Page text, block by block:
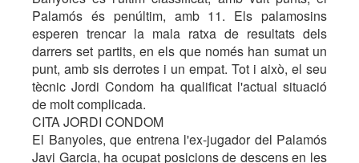
Palamós és penúltim, amb 11. Els palamosins
esperen trencar la mala ratxa de resultats dels
darrers set partits, en els que només han sumat un
punt, amb sis derrotes i un empat. Tot i això, el seu
tècnic Jordi Condom ha qualificat l'actual situació
de molt complicada.
CITA JORDI CONDOM
El Banyoles, que entrena l'ex-jugador del Palamós
Javi Garcia, ha ocupat posicions de descens en les